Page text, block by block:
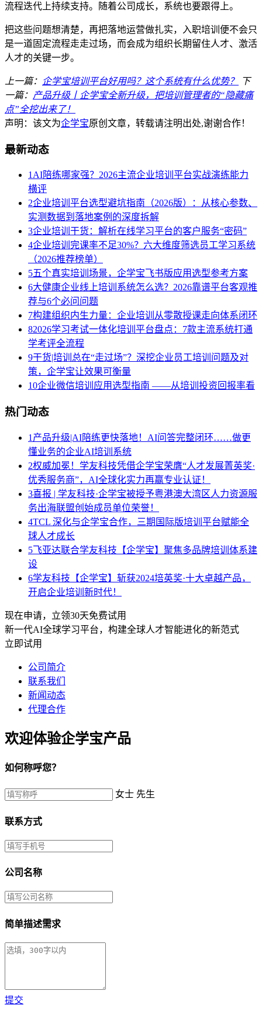
流程迭代上持续支持。随着公司成长，系统也要跟得上。
把这些问题想清楚，再把落地运营做扎实，入职培训便不会只
是一道固定流程走走过场，而会成为组织长期留住人才、激活
人才的关键一步。
上一篇： 企学宝培训平台好用吗？这个系统有什么优势？
下
一篇： 产品升级丨企学宝全新升级，把培训管理者的“隐藏痛
点”全挖出来了！
声明：该文为企学宝原创文章，转载请注明出处,谢谢合作！
最新动态
1AI陪练哪家强？2026主流企业培训平台实战演练能力
横评
2企业培训平台选型避坑指南（2026版）：从核心参数、
实测数据到落地案例的深度拆解
3企业培训干货：解析在线学习平台的客户服务“密码”
4企业培训完课率不足30%？六大维度筛选员工学习系统
（2026推荐榜单）
5五个真实培训场景，企学宝飞书版应用选型参考方案
6大健康企业线上培训系统怎么选？2026靠谱平台客观推
荐与6个必问问题
7构建组织内生力量：企业培训从零散授课走向体系闭环
82026学习考试一体化培训平台盘点：7款主流系统打通
学考评全流程
9干货|培训总在“走过场”？深挖企业员工培训问题及对
策，企学宝让效果可衡量
10企业微信培训应用选型指南 ——从培训投资回报率看
热门动态
1 产品升级|AI陪练更快落地！AI问答完整闭环……做更
懂业务的企业AI培训系统
2权威加冕！学友科技凭借企学宝荣膺“人才发展菁英奖·
优秀服务商”，AI全球化实力再赢专业认证！
3喜报 | 学友科技·企学宝被授予粤港澳大湾区人力资源服
务出海联盟创始成员单位荣誉！
4TCL 深化与企学宝合作，三期国际版培训平台赋能全
球人才成长
5飞亚达联合学友科技【企学宝】聚焦多品牌培训体系建
设
6学友科技【企学宝】斩获2024培英奖·十大卓越产品，
开启企业培训新时代！
现在申请，立领30天免费试用
新一代AI全球学习平台，构建全球人才智能进化的新范式
立即试用
公司简介
联系我们
新闻动态
代理合作
欢迎体验企学宝产品
如何称呼您？
女士 先生
联系方式
公司名称
简单描述需求
提交